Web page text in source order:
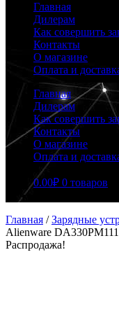
Главная
Дилерам
Как совершить
Контакты
О магазине
Оплата и
Главная
Дилерам
Как совершить
Контакты
О магазине
Оплата и
0.00₽ 0 товаров
Главная /Зарядные
Alienware
Распродажа!